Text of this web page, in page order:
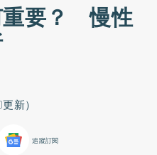
重要？ 慢性
新）
追蹤訂閱